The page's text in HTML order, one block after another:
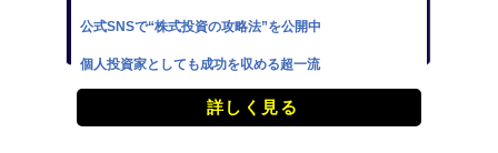
公式SNSで“株式投資の攻略法”を公開中
個人投資家としても成功を収める超一流
詳しく見る